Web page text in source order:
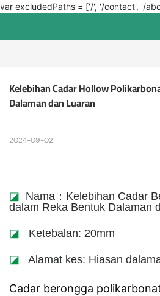
var excludedPaths = ['/', '/contact', '/
Kelebihan Cadar Hollow
Dalaman dan Luaran
2024-09-02
◪ Nama：Kelebihan Cadar
dalam Reka Bentuk Dalaman
◪ Ketebalan: 20mm
◪ Alamat kes: Hiasan
Cadar berongga